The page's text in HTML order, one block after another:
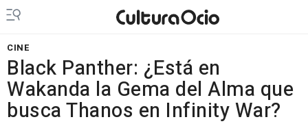
CINE
Black Panther: ¿Está en
Wakanda la Gema del Alma que
busca Thanos en Infinity War?